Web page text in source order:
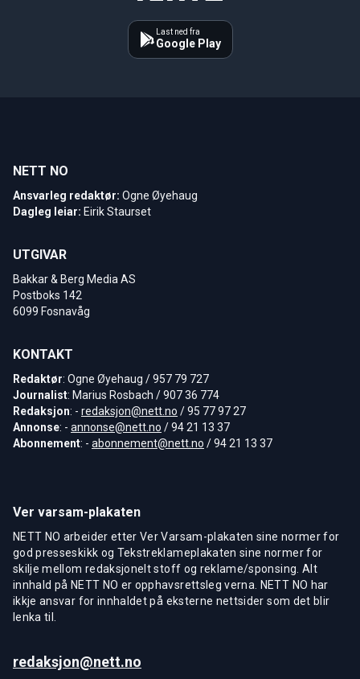
Last ned fra
Google Play
NETT NO
Ansvarleg redaktør: Ogne Øyehaug
Dagleg leiar: Eirik Staurset
UTGIVAR
Bakkar & Berg Media AS
Postboks 142
6099 Fosnavåg
KONTAKT
Redaktør: Ogne Øyehaug / 957 79 727
Journalist: Marius Rosbach / 907 36 774
Redaksjon: - redaksjon@nett.no / 95 77 97 27
Annonse: - annonse@nett.no / 94 21 13 37
Abonnement: - abonnement@nett.no / 94 21 13 37
Ver varsam-plakaten
NETT NO arbeider etter Ver Varsam-plakaten sine normer for
god presseskikk og Tekstreklameplakaten sine normer for
skilje mellom redaksjonelt stoff og reklame/sponsing. Alt
innhald på NETT NO er opphavsrettsleg verna. NETT NO har
ikkje ansvar for innhaldet på eksterne nettsider som det blir
lenka til.
redaksjon@nett.no